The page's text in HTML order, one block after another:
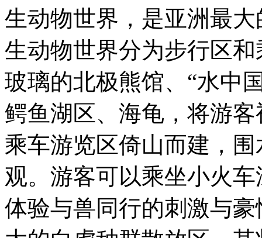
生动物世界，是亚洲最
生动物世界分为步行区
玻璃的北极熊馆、“水中
鳄鱼湖区、海龟，将游
乘车游览区倚山而建，
观。游客可以乘坐小火
体验与兽同行的刺激与